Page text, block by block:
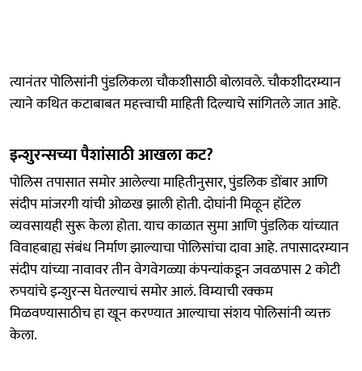
त्यानंतर पोलिसांनी पुंडलिकला चौकशीसाठी बोलावले. चौकशीदरम्यान
त्याने कथित कटाबाबत महत्त्वाची माहिती दिल्याचे सांगितले जात आहे.
इन्शुरन्सच्या पैशांसाठी आखला कट?
पोलिस तपासात समोर आलेल्या माहितीनुसार, पुंडलिक डोंबार आणि
संदीप मांजरगी यांची ओळख झाली होती. दोघांनी मिळून हॉटेल
व्यवसायही सुरू केला होता. याच काळात सुमा आणि पुंडलिक यांच्यात
विवाहबाह्य संबंध निर्माण झाल्याचा पोलिसांचा दावा आहे. तपासादरम्यान
संदीप यांच्या नावावर तीन वेगवेगळ्या कंपन्यांकडून जवळपास 2 कोटी
रुपयांचे इन्शुरन्स घेतल्याचं समोर आलं. विम्याची रक्कम
मिळवण्यासाठीच हा खून करण्यात आल्याचा संशय पोलिसांनी व्यक्त
केला.